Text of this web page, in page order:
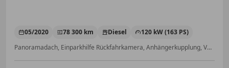
05/2020 78 300 km Diesel
120 kW (163 PS)
Panoramadach, Einparkhilfe Rückfahrkamera, Anhängerkupplung, Volldigitales Kombiinstrument, Schiebedach, Start/Stop-Automatik, Sommerreifen, LED-Scheinwerfer